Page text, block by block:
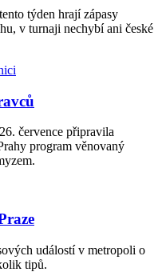
týden hrají zápasy
v turnaji nechybí ani české
července připravila
program věnovaný
událostí v metropoli o
tipů.